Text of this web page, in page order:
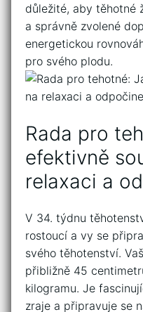
důležité, aby těhotné
a správně zvolené
energetickou
pro ⁣svého⁢ plodu.
Rada pro
efektivně
⁣relaxaci a
V 34. ⁤týdnu
rostoucí ⁣a vy se
svého⁣ těhotenství.‍
⁢přibližně 45
kilogramu. ⁢Je
zraje ‌a⁢ připravuje se